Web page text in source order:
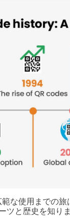
な使用までの
ツと歴史を知りま